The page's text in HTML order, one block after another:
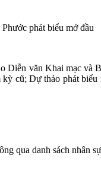
phát biểu mở đầu
văn Khai mạc và
cũ; Dự thảo phát
qua danh sách nhân